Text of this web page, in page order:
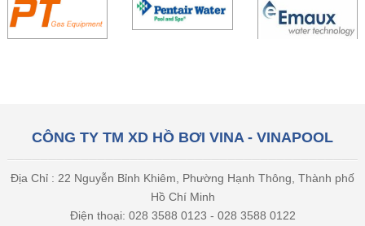
CÔNG TY TM XD HỒ BƠI VINA - VINAPOOL
Địa Chỉ : 22 Nguyễn Bỉnh Khiêm, Phường Hạnh Thông, Thành phố
Hồ Chí Minh
Điện thoại: 028 3588 0123 - 028 3588 0122